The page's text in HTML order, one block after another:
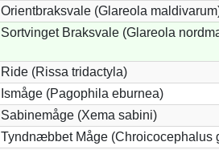
Orientbraksvale (Glareola
Sortvinget Braksvale (Glareola
Ride (Rissa tridactyla)
Ismåge (Pagophila eburnea)
Sabinemåge (Xema sabini)
Tyndnæbbet Måge (Chroicocephalus